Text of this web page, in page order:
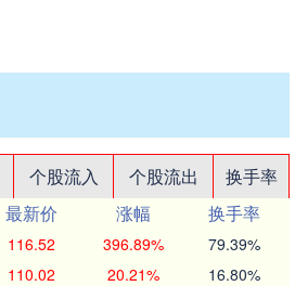
个股流入 个股流出
换手率
最新价 涨幅
换手率
116.52 396.89% 79.39%
110.02 20.21% 16.80%